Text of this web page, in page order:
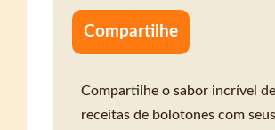
Compartilhe
Compartilhe o sabor incrível
receitas de bolotones com seus